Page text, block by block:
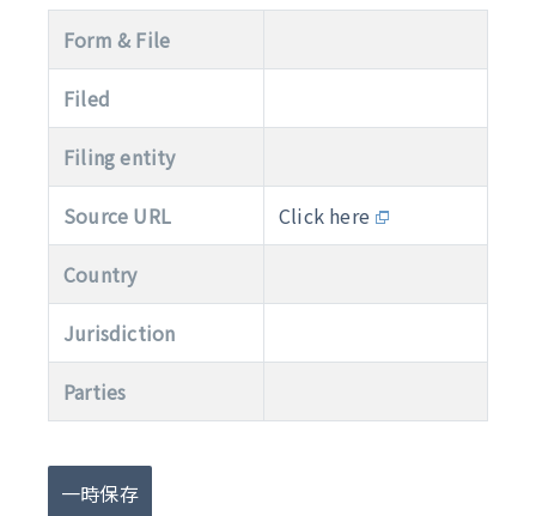
Form & File
Filed
Filing entity
Source URL Click here
Country
Jurisdiction
Parties
一時保存